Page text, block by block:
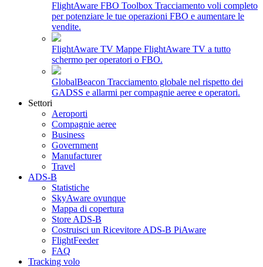
FlightAware FBO Toolbox Tracciamento voli completo
per potenziare le tue operazioni FBO e aumentare le
vendite.
FlightAware TV Mappe FlightAware TV a tutto
schermo per operatori o FBO.
GlobalBeacon Tracciamento globale nel rispetto dei
GADSS e allarmi per compagnie aeree e operatori.
Settori
Aeroporti
Compagnie aeree
Business
Government
Manufacturer
Travel
ADS-B
Statistiche
SkyAware ovunque
Mappa di copertura
Store ADS-B
Costruisci un Ricevitore ADS-B PiAware
FlightFeeder
FAQ
Tracking volo